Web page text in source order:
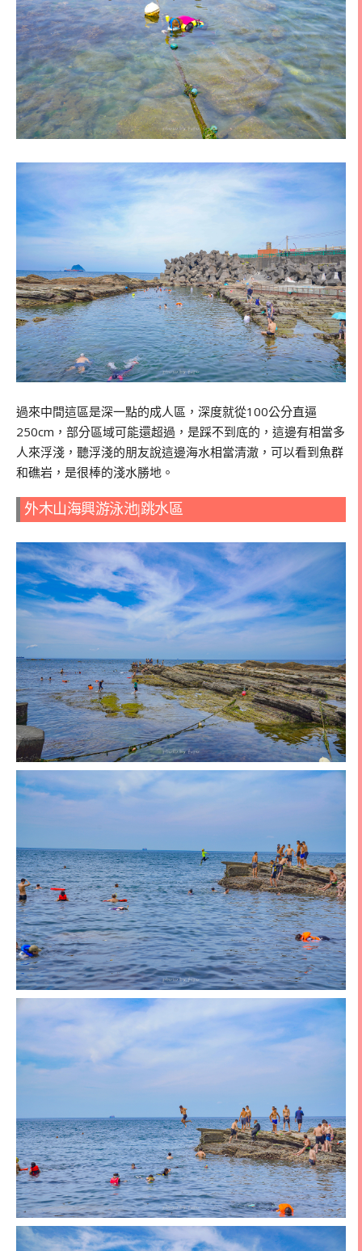
過來中間這區是深一點的成人區，深度就從100公分直逼
250cm，部分區域可能還超過，是踩不到底的，這邊有相當多
人來浮淺，聽浮淺的朋友說這邊海水相當清澈，可以看到魚群
和礁岩，是很棒的淺水勝地。
外木山海興游泳池|跳水區